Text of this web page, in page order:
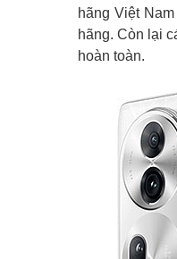
hãng Việt
hãng. Còn lại
hoàn toàn.